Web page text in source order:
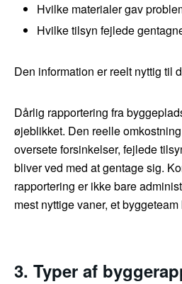
Hvilke materialer gav
Hvilke tilsyn fejlede
Den information er reelt nyttig til
Dårlig rapportering fra
øjeblikket. Den reelle
oversete forsinkelser, fejlede
bliver ved med at gentage sig.
rapportering er ikke bare
mest nyttige vaner, et
3. Typer af